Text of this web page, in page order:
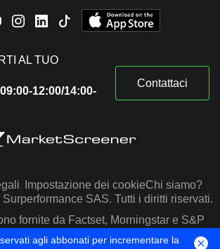
AL TUO
12:00/14:00-
Contattaci
Impostazione dei cookieChi siamo?
SAS. Tutti i diritti riservati.
fornite da Factset, Morningstar e S&P
Capital IQ
agli abbonati per incrementare la